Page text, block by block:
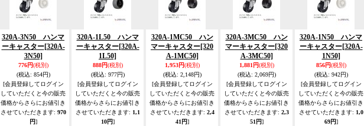
320A-3N50 ハンマ
ーキャスター[320A-
3N50]
776円(税別)
(税込: 854円)
[会員登録してログイン
していただくと今の販売
価格からさらにお値引き
させていただきます: 970
円]
320A-1L50 ハンマ
ーキャスター[320A-
1L50]
888円(税別)
(税込: 977円)
[会員登録してログイン
していただくと今の販売
価格からさらにお値引き
させていただきます: 1,1
10円]
320A-1MC50 ハン
マーキャスター[320
A-1MC50]
1,953円(税別)
(税込: 2,148円)
[会員登録してログイン
していただくと今の販売
価格からさらにお値引き
させていただきます: 2,4
41円]
320A-3MC50 ハン
マーキャスター[320
A-3MC50]
1,881円(税別)
(税込: 2,069円)
[会員登録してログイン
していただくと今の販売
価格からさらにお値引き
させていただきます: 2,3
51円]
320A-1N50 ハンマ
ーキャスター[320A-
1N50]
856円(税別)
(税込: 942円)
[会員登録してログイン
していただくと今の販売
価格からさらにお値引き
させていただきます: 1,0
69円]